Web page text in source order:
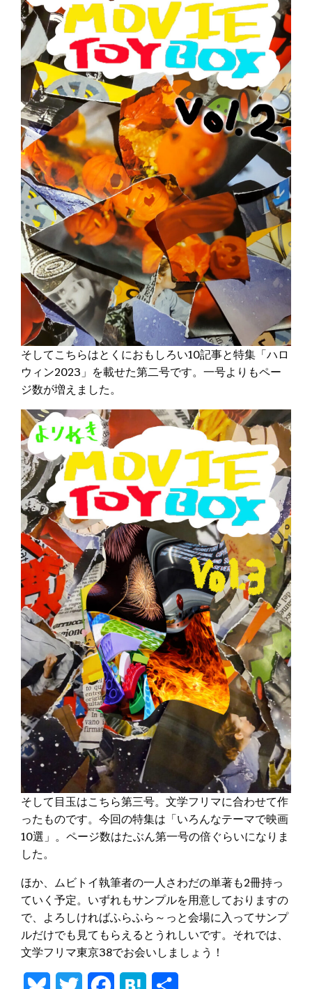
そしてこちらはとくにおもしろい10記事と特集「ハロ
ウィン2023」を載せた第二号です。一号よりもペー
ジ数が増えました。
そして目玉はこちら第三号。文学フリマに合わせて作
ったものです。今回の特集は「いろんなテーマで映画
10選」。ページ数はたぶん第一号の倍ぐらいになりま
した。
ほか、ムビトイ執筆者の一人さわだの単著も2冊持っ
ていく予定。いずれもサンプルを用意しておりますの
で、よろしければふらふら～っと会場に入ってサンプ
ルだけでも見てもらえるとうれしいです。それでは、
文学フリマ東京38でお会いしましょう！
Bluesky Twitter FacebookHatena